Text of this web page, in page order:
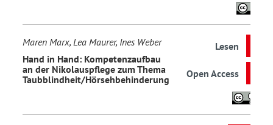
Maren Marx, Lea Maurer, Ines Weber
Hand in Hand: Kompetenzaufbau
an der Nikolauspflege zum Thema
Taubblindheit/Hörsehbehinderung
Lesen
Open Access